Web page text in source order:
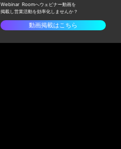
Webinar Roomへウェビナー動画を
掲載し営業活動を効率化しませんか？
動画掲載はこちら